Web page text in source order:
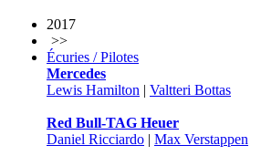
2017
>>
Écuries / Pilotes
Mercedes
Lewis Hamilton | Valtteri Bottas
Red Bull-TAG Heuer
Daniel Ricciardo | Max Verstappen